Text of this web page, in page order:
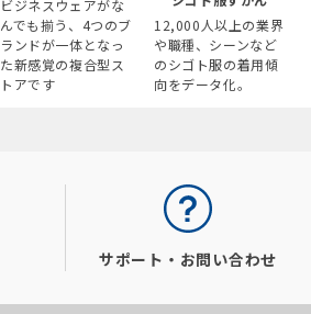
ビジネスウェアがな
んでも揃う、4つのブ
ランドが一体となっ
た新感覚の複合型ス
トアです
12,000人以上の業界
や職種、シーンなど
のシゴト服の着用傾
向をデータ化。
サポート・お問い合わせ